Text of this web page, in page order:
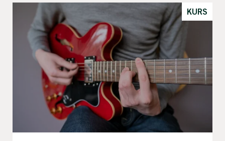
KURS